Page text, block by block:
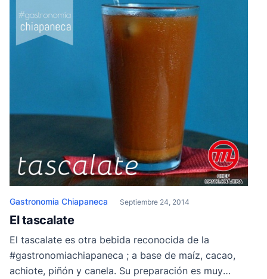
Gastronomia Chiapaneca Septiembre 24, 2014
El tascalate
El tascalate es otra bebida reconocida de la
#gastronomiachiapaneca ; a base de maíz, cacao,
achiote, piñón y canela. Su preparación es muy